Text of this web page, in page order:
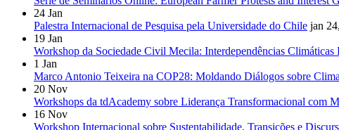
24 Jan
Palestra Internacional de Pesquisa pela Universidade do Chile jan
19 Jan
Workshop da Sociedade Civil Mecila: Interdependências
1 Jan
Marco Antonio Teixeira na COP28: Moldando Diálogos sobre
20 Nov
Workshops da tdAcademy sobre Liderança Transformacional com
16 Nov
Workshop Internacional sobre Sustentabilidade, Transições e